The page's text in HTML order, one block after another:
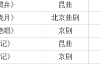
弁》
昆曲
月》
北京曲剧
唱》
京剧
》
昆曲
》
京剧